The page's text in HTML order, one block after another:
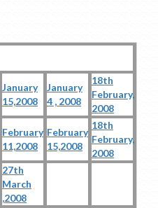
January
15,2008
January
4 , 2008
18th
February,
2008
February
11,2008
February
15,2008
18th
February,
2008
27th
March
,2008